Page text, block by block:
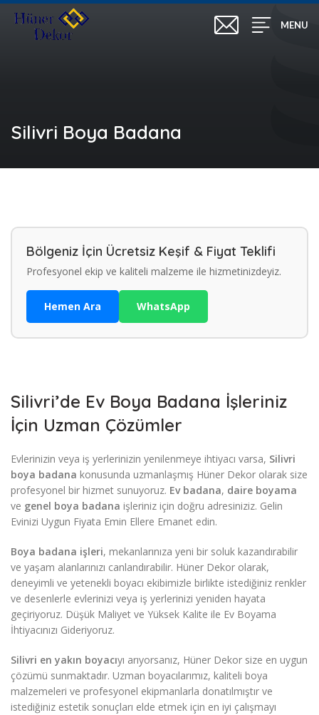
MENU
Silivri Boya Badana
Bölgeniz İçin Ücretsiz Keşif & Fiyat Teklifi
Profesyonel ekip ve kaliteli malzeme ile hizmetinizdeyiz.
Hemen Ara WhatsApp
Silivri’de Ev Boya Badana İşleriniz
İçin Uzman Çözümler
Evlerinizin veya iş yerlerinizin yenilenmeye ihtiyacı varsa, Silivri
boya badana konusunda uzmanlaşmış Hüner Dekor olarak size
profesyonel bir hizmet sunuyoruz. Ev badana, daire boyama
ve genel boya badana işleriniz için doğru adresiniziz. Gelin
Evinizi Uygun Fiyata Emin Ellere Emanet edin.
Boya badana işleri, mekanlarınıza yeni bir soluk kazandırabilir
ve yaşam alanlarınızı canlandırabilir. Hüner Dekor olarak,
deneyimli ve yetenekli boyacı ekibimizle birlikte istediğiniz renkler
ve desenlerle evlerinizi veya iş yerlerinizi yeniden hayata
geçiriyoruz. Düşük Maliyet ve Yüksek Kalite ile Ev Boyama
İhtiyacınızı Gideriyoruz.
Silivri en yakın boyacıyı arıyorsanız, Hüner Dekor size en uygun
çözümü sunmaktadır. Uzman boyacılarımız, kaliteli boya
malzemeleri ve profesyonel ekipmanlarla donatılmıştır ve
istediğiniz estetik sonuçları elde etmek için en iyi çalışmayı